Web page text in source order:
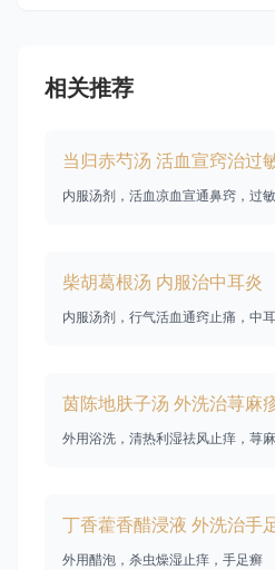
相关推荐
当归赤芍汤 活血宣窍治过
内服汤剂，活血凉血宣通鼻窍，过
柴胡葛根汤 内服治中耳炎
内服汤剂，行气活血通窍止痛，中
茵陈地肤子汤 外洗治荨麻
外用浴洗，清热利湿祛风止痒，荨
丁香藿香醋浸液 外洗治手
外用醋泡，杀虫燥湿止痒，手足癣